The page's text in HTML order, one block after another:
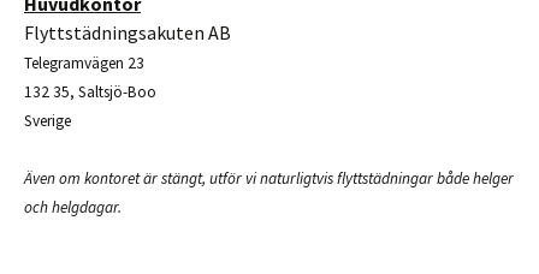
Flyttstädningsakuten AB
Telegramvägen 23
132 35, Saltsjö-Boo
Sverige
Även om kontoret är stängt, utför vi naturligtvis flyttstädningar både helger
och helgdagar.